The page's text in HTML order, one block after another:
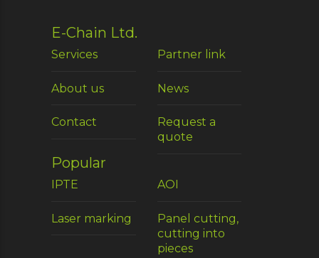
E-Chain Ltd.
Services Partner link
About us News
Contact
Request a
quote
Popular
IPTE AOI
Laser marking
Panel cutting,
cutting into
pieces